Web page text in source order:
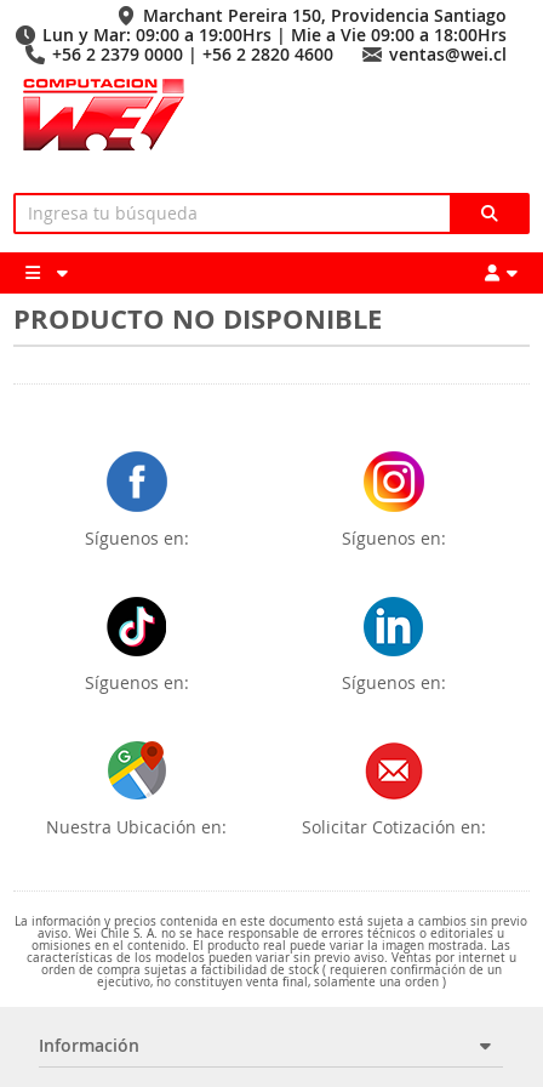
Marchant Pereira 150, Providencia Santiago
Lun y Mar: 09:00 a 19:00Hrs | Mie a Vie 09:00 a 18:00Hrs
+56 2 2379 0000 | +56 2 2820 4600
ventas@wei.cl
PRODUCTO NO DISPONIBLE
Síguenos en: Síguenos en:
Síguenos en: Síguenos en:
Nuestra Ubicación en: Solicitar Cotización en:
La información y precios contenida en este documento está sujeta a cambios sin previo
aviso. Wei Chile S. A. no se hace responsable de errores técnicos o editoriales u
omisiones en el contenido. El producto real puede variar la imagen mostrada. Las
características de los modelos pueden variar sin previo aviso. Ventas por internet u
orden de compra sujetas a factibilidad de stock ( requieren confirmación de un
ejecutivo, no constituyen venta final, solamente una orden )
Información